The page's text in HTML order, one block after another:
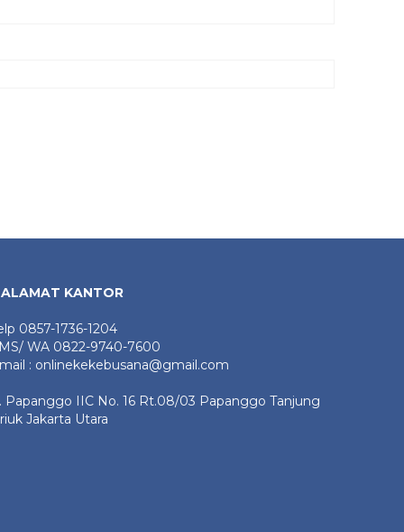
ALAMAT KANTOR
0857-1736-1204
WA 0822-9740-7600
: onlinekekebusana@gmail.com
Papanggo IIC No. 16 Rt.08/03 Papanggo Tanjung
Jakarta Utara